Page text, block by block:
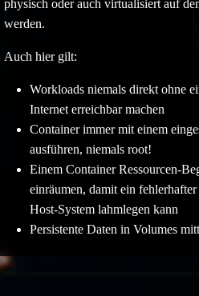
physisch oder auch virtualisiert auf
werden.
Auch hier gilt:
Workloads niemals direkt ohne
Internet erreichbar machen
Container immer mit einem
ausführen, niemals root!
Einem Container Ressourcen-
einräumen, damit ein
Host-System lahmlegen kann
Persistente Daten in Volumes